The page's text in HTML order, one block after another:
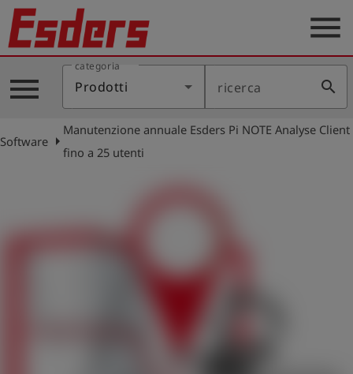
Prodotti
Applicazione
Assistenza
menu
menu
categoria
Prodotti ricerca search
Software arrow_right
Manutenzione annuale Esders Pi NOTE Analyse Client
fino a 25 utenti